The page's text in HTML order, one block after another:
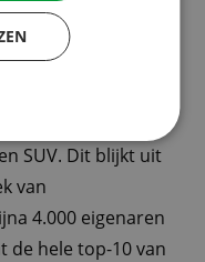
BIJ SUV ALS
rijden
SUV. Dit blijkt uit
van
4.000 eigenaren
de hele top-10 van